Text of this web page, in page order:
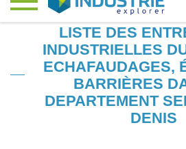
LISTE DES
INDUSTRIELLES
ECHAFAUDAGES,
BARRIÈRES
DEPARTEMENT
DENIS